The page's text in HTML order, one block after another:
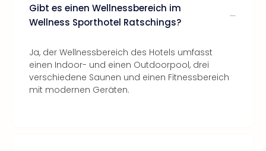
Gibt es einen Wellnessbereich im
Wellness Sporthotel Ratschings?
Ja, der Wellnessbereich des Hotels umfasst
einen Indoor- und einen Outdoorpool, drei
verschiedene Saunen und einen Fitnessbereich
mit modernen Geräten.